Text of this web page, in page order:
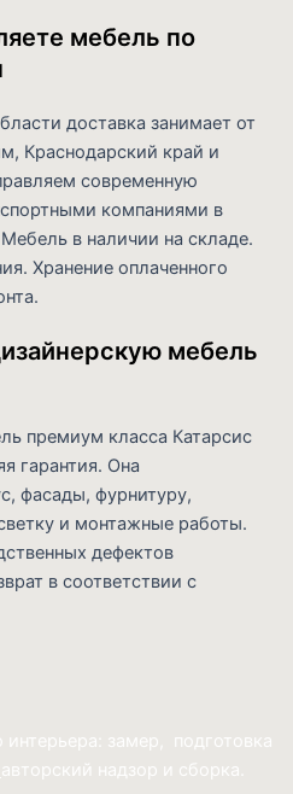
мебель по
доставка занимает от
Краснодарский край и
современную
компаниями в
в наличии на складе.
Хранение оплаченного
мебель
премиум класса Катарсис
гарантия. Она
фасады, фурнитуру,
и монтажные работы.
дефектов
в соответствии с
замер, подготовка
авторский надзор и сборка.